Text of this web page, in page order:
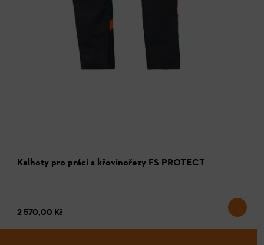
Kalhoty pro práci s křovinořezy FS PROTECT
2 570,00 Kč